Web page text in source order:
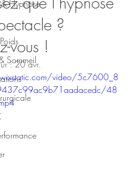
Hypnose
Sommeil
?
vous !
:20 avr.
video/5c7600_8
48